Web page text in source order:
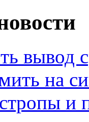
вывод
на
и